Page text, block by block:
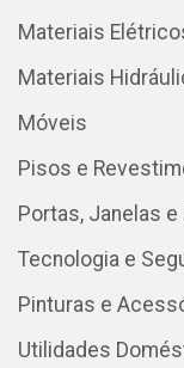
Materiais
Materiais
Móveis
Pisos e
Portas, Janelas e
Tecnologia e
Pinturas e
Utilidades